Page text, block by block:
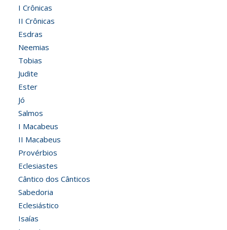
I Crônicas
II Crônicas
Esdras
Neemias
Tobias
Judite
Ester
Jó
Salmos
I Macabeus
II Macabeus
Provérbios
Eclesiastes
Cântico dos Cânticos
Sabedoria
Eclesiástico
Isaías